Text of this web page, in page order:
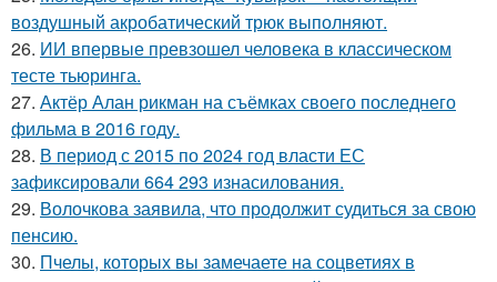
воздушный акробатический трюк выполняют.
26. ИИ впервые превзошел человека в классическом
тесте тьюринга.
27. Актёр Алан рикман на съёмках своего последнего
фильма в 2016 году.
28. В период с 2015 по 2024 год власти ЕС
зафиксировали 664 293 изнасилования.
29. Волочкова заявила, что продолжит судиться за свою
пенсию.
30. Пчелы, которых вы замечаете на соцветиях в